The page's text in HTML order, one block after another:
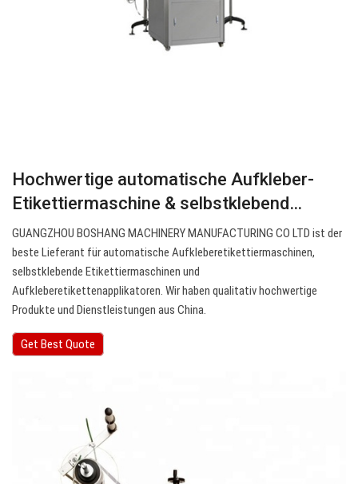
Hochwertige automatische Aufkleber-
Etikettiermaschine & selbstklebend…
GUANGZHOU BOSHANG MACHINERY MANUFACTURING CO LTD ist der
beste Lieferant für automatische Aufkleberetikettiermaschinen,
selbstklebende Etikettiermaschinen und
Aufkleberetikettenapplikatoren. Wir haben qualitativ hochwertige
Produkte und Dienstleistungen aus China.
Get Best Quote